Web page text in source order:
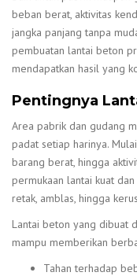
beban berat, aktivitas
jangka panjang tanpa
pembuatan lantai beton
mendapatkan hasil yang
Pentingnya
Area pabrik dan gudang
padat setiap harinya.
barang berat, hingga
permukaan lantai kuat
retak, amblas, hingga
Lantai beton yang dibuat
mampu memberikan
Tahan terhadap